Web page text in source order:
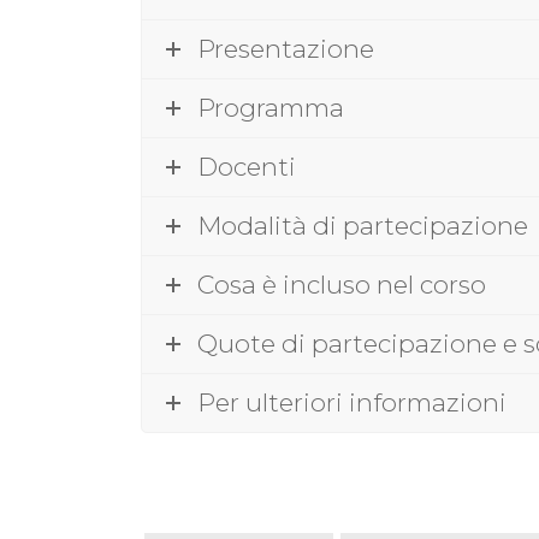
Presentazione
Programma
Docenti
Modalità di partecipazione
Cosa è incluso nel corso
Quote di partecipazione e
Per ulteriori informazioni